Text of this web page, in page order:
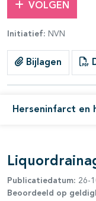
VOLGEN
Initiatief: NVN
Bijlagen
Herseninfarct en
open- en
open- en
open- en
Publicatiedatum: 26-
Beoordeeld op